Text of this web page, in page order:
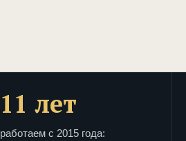
11 лет
работаем с 2015 года: